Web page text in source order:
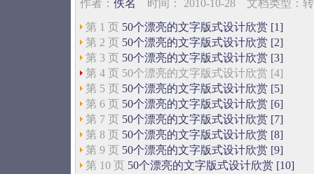
作者： 佚名
时间： 2010-10-28 文档类型：
第 1 页 50个漂亮的文字版式设计欣赏 [1]
第 2 页 50个漂亮的文字版式设计欣赏 [2]
第 3 页 50个漂亮的文字版式设计欣赏 [3]
第 4 页 50个漂亮的文字版式设计欣赏 [4]
第 5 页 50个漂亮的文字版式设计欣赏 [5]
第 6 页 50个漂亮的文字版式设计欣赏 [6]
第 7 页 50个漂亮的文字版式设计欣赏 [7]
第 8 页 50个漂亮的文字版式设计欣赏 [8]
第 9 页 50个漂亮的文字版式设计欣赏 [9]
第 10 页 50个漂亮的文字版式设计欣赏 [10]